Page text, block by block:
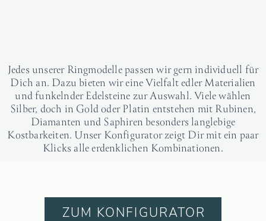
Jedes unserer Ringmodelle passen wir gern individuell für
Dich an. Dazu bieten wir eine Vielfalt edler Materialien
und funkelnder Edelsteine zur Auswahl. Viele wählen
Silber, doch in Gold oder Platin entstehen mit Rubinen,
Diamanten und Saphiren besonders langlebige
Kostbarkeiten. Unser Konfigurator zeigt Dir mit ein paar
Klicks alle erdenklichen Kombinationen.
ZUM KONFIGURATOR